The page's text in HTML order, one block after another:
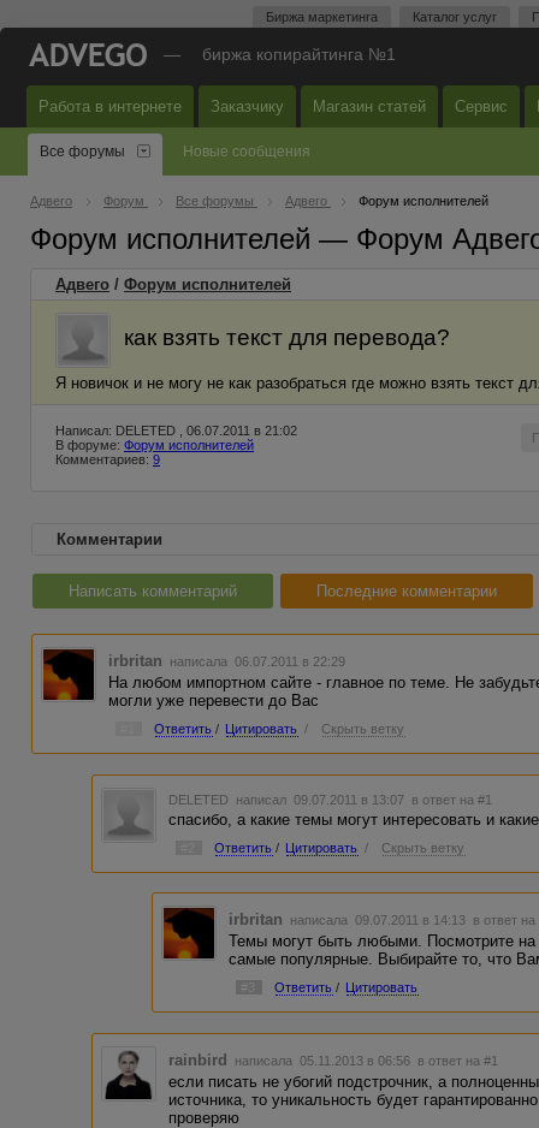
Биржа маркетинга Каталог услуг
— биржа копирайтинга №1
Работа в интернете Заказчику Магазин статей Сервис
Все форумы Новые сообщения
Адвего Форум Все форумы Адвего Форум исполнителей
Форум исполнителей — Форум
Адвего / Форум исполнителей
как взять текст для перевода?
Я новичок и не могу не как разобраться где можно взять текст
Написал: DELETED , 06.07.2011 в 21:02
В форуме: Форум исполнителей
Комментариев: 9
Комментарии
Написать комментарий Последние комментарии
irbritan написала 06.07.2011 в 22:29
На любом импортном сайте - главное по теме. Не
могли уже перевести до Вас
Ответить / Цитировать / Скрыть ветку
DELETED написал 09.07.2011 в 13:07 в ответ на #1
спасибо, а какие темы могут интересовать и
Ответить / Цитировать / Скрыть ветку
irbritan написала 09.07.2011 в 14:13 в ответ на
Темы могут быть любыми. Посмотрите
самые популярные. Выбирайте то, что
#3 Ответить / Цитировать
rainbird написала 05.11.2013 в 06:56 в ответ на #1
если писать не убогий подстрочник, а
источника, то уникальность будет
проверяю